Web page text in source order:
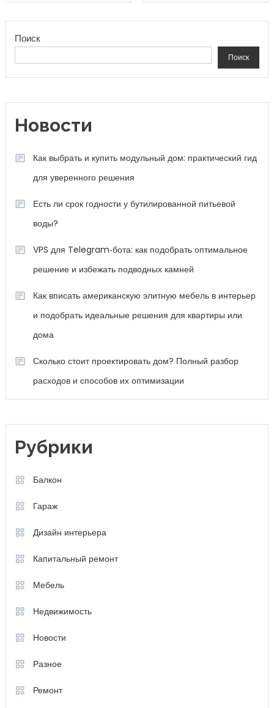
Поиск
Поиск
Новости
Как выбрать и купить модульный дом: практический гид
для уверенного решения
Есть ли срок годности у бутилированной питьевой
воды?
VPS для Telegram‑бота: как подобрать оптимальное
решение и избежать подводных камней
Как вписать американскую элитную мебель в интерьер
и подобрать идеальные решения для квартиры или
дома
Сколько стоит проектировать дом? Полный разбор
расходов и способов их оптимизации
Рубрики
Балкон
Гараж
Дизайн интерьера
Капитальный ремонт
Мебель
Недвижимость
Новости
Разное
Ремонт